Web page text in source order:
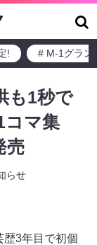
! # M-1グラン
も1秒で
コマ集
売
らせ
歴3年目で初個